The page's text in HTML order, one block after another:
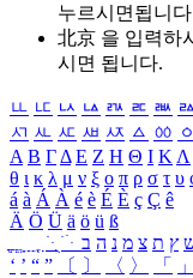
누르시면됩니
北京 을 입력하
시면 됩니다.
ㅥ ㅦ ㅧ ㅨ ㅩ ㅪ ㅫ ㅬ
ㅺ ㅻ ㅼ ㅽ ㅾ ㅿ ㆀ ㆁ
Α Β ΓΔ Ε Ζ Η Θ Ι ΚΛ
θ ι κ λ μ ν ξ ο π ρ σ τ υ
á à Á À é è É È ç Ç ê
Ä Ö Ü ä ö ü ß
ִֶֹ ֻּ ׁׂ ץ ת צ מ נ ה ב
‘ ’ “ ” 〔 〕 〈 〉 「 」